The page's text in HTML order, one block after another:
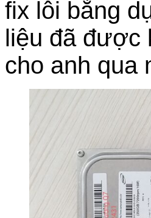
fix lỗi bằng
liệu đã được
cho anh qua